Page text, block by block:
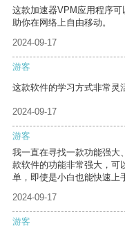
这款加速器VPM应用程序
助你在网络上自由移动。
2024-09-17
游客
这款软件的学习方式非常灵
2024-09-17
游客
我一直在寻找一款功能强大
款软件的功能非常强大，可
单，即使是小白也能快速上
2024-09-17
游客